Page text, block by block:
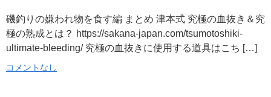
磯釣りの嫌われ物を食す編 まとめ 津本式 究極の血抜き＆究
極の熟成とは？ https://sakana-japan.com/tsumotoshiki-
ultimate-bleeding/ 究極の血抜きに使用する道具はこち […]
コメントなし